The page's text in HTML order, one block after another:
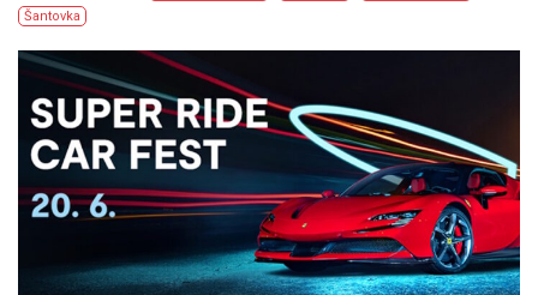
Šantovka